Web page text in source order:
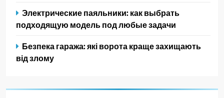
Электрические паяльники: как выбрать
подходящую модель под любые задачи
Безпека гаража: які ворота краще захищають
від злому